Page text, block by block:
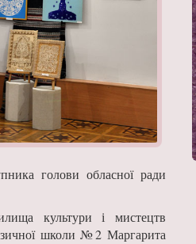
голови обласної ради
культури і мистецтв
школи №2 Маргарита